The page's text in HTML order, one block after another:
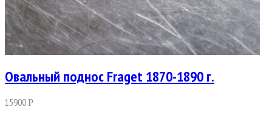
Овальный поднос Fraget 1870-1890 г.
15900Р